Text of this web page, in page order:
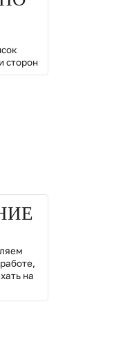
сторон
на